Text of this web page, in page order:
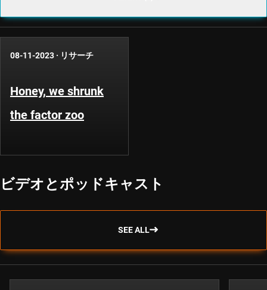
08-11-2023 · リサーチ
Honey, we shrunk
the factor zoo
ビデオとポッドキャスト
SEE ALL